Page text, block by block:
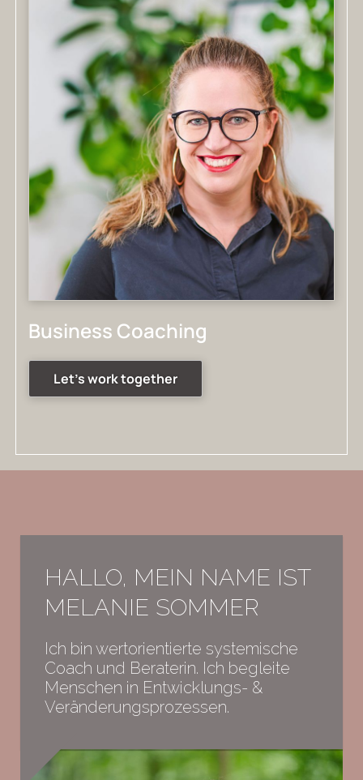
Business Coaching
Let's work together
HALLO, MEIN NAME IST
MELANIE SOMMER
Ich bin wertorientierte systemische
Coach und Beraterin. Ich begleite
Menschen in Entwicklungs- &
Veränderungsprozessen.